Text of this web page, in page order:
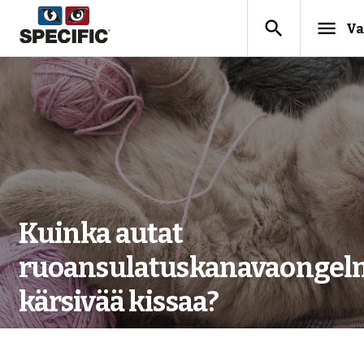
search menu
Kuinka autat
kärsivää kissaa?